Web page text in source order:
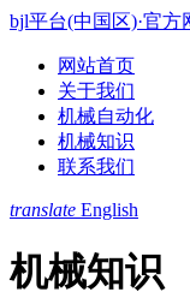
bjl平台(中国区)·官方
网站首页
关于我们
机械自动化
机械知识
联系我们
translate English
机械知识